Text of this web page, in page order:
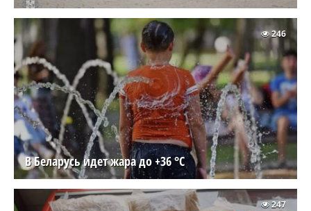
В Беларусь идет жара до +36 °C
246
247